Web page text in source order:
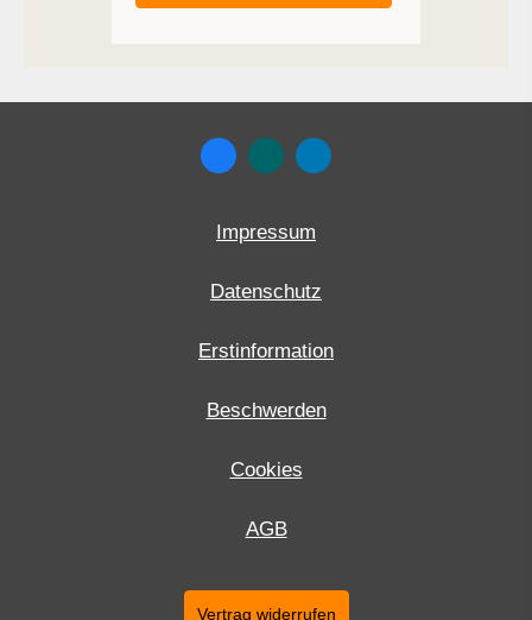
Impressum
Datenschutz
Erstinformation
Beschwerden
Cookies
AGB
Vertrag widerrufen